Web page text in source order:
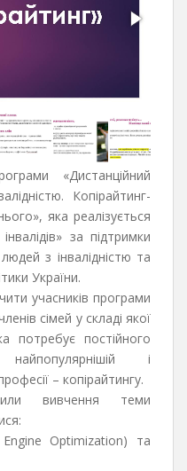
«Дистанційний
Копірайтинг-
яка реалізується
за підтримки
з інвалідністю та
України.
учасників програми
сімей у складі якої
потребує постійного
і
– копірайтингу.
вивчення теми
Optimization) та